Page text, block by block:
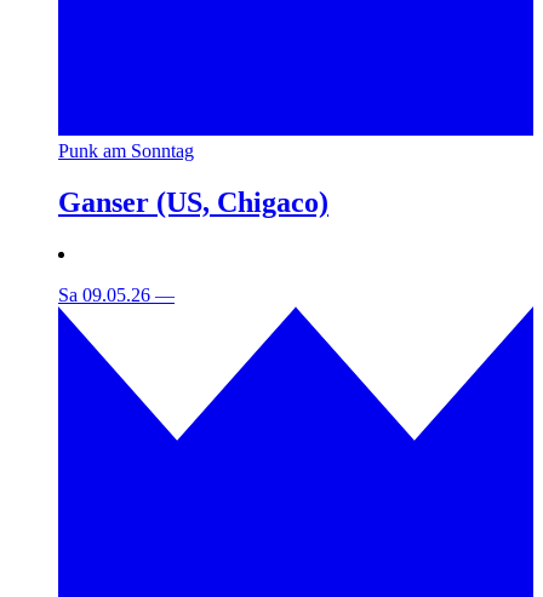
Punk am Sonntag
Ganser (US, Chigaco)
Sa 09.05.26 —